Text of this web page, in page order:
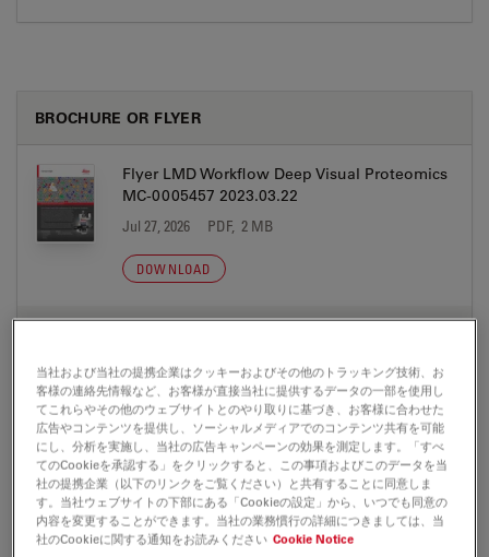
BROCHURE OR FLYER
Flyer LMD Workflow Deep Visual Proteomics
MC-0005457 2023.03.22
Jul 27, 2026 PDF, 2 MB
DOWNLOAD
Jul 27, 2026 PDF, 2 MB
DOWNLOAD
Leica LMD-Workflow-Flyer Brain-Research
Parkinson RNA EN
Jul 27, 2026 PDF, 1 MB
当社および当社の提携企業はクッキーおよびその他のトラッキング技術、お
客様の連絡先情報など、お客様が直接当社に提供するデータの一部を使用し
てこれらやその他のウェブサイトとのやり取りに基づき、お客様に合わせた
広告やコンテンツを提供し、ソーシャルメディアでのコンテンツ共有を可能
にし、分析を実施し、当社の広告キャンペーンの効果を測定します。「すべ
てのCookieを承認する」をクリックすると、この事項およびこのデータを当
社の提携企業（以下のリンクをご覧ください）と共有することに同意しま
す。当社ウェブサイトの下部にある「Cookieの設定」から、いつでも同意の
内容を変更することができます。当社の業務慣行の詳細につきましては、当
社のCookieに関する通知をお読みください Cookie Notice